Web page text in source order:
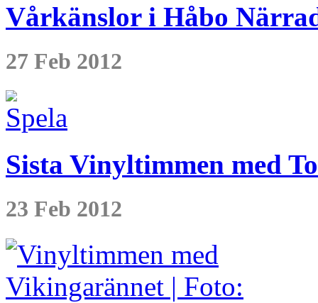
Vårkänslor i Håbo
27 Feb 2012
Sista Vinyltimmen med
23 Feb 2012